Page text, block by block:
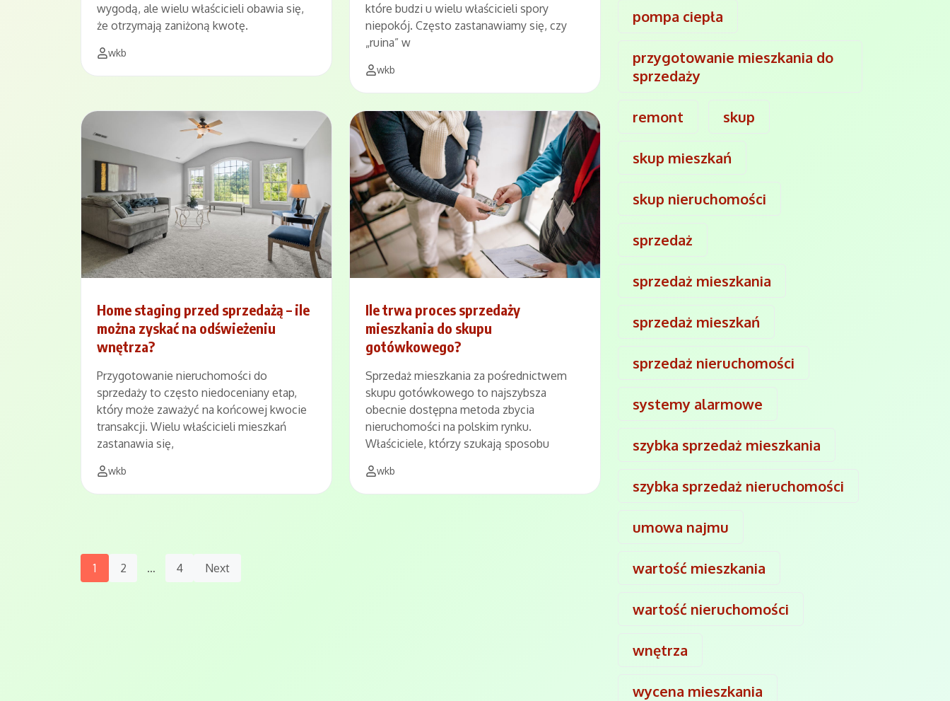
wygodą, ale wielu właścicieli obawia się,
że otrzymają zaniżoną kwotę.
wkb
które budzi u wielu właścicieli spory
niepokój. Często zastanawiamy się, czy
„ruina” w
wkb
Home staging przed sprzedażą – ile
można zyskać na odświeżeniu
wnętrza?
Przygotowanie nieruchomości do
sprzedaży to często niedoceniany etap,
który może zaważyć na końcowej kwocie
transakcji. Wielu właścicieli mieszkań
zastanawia się,
wkb
Ile trwa proces sprzedaży
mieszkania do skupu
gotówkowego?
Sprzedaż mieszkania za pośrednictwem
skupu gotówkowego to najszybsza
obecnie dostępna metoda zbycia
nieruchomości na polskim rynku.
Właściciele, którzy szukają sposobu
wkb
Posts
1 2 … 4 Next
pompa ciepła
przygotowanie mieszkania do
sprzedaży
remont skup
skup mieszkań
skup nieruchomości
sprzedaż
sprzedaż mieszkania
sprzedaż mieszkań
sprzedaż nieruchomości
systemy alarmowe
szybka sprzedaż mieszkania
szybka sprzedaż nieruchomości
umowa najmu
wartość mieszkania
wartość nieruchomości
wnętrza
wycena mieszkania